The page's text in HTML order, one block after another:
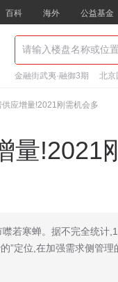
百科 海外 公益基金
金融街武夷·融御3期 北京
应增量!2021刚需机会多
量!2021
若寒蝉。据不完全统计
”定位,在加强需求侧管